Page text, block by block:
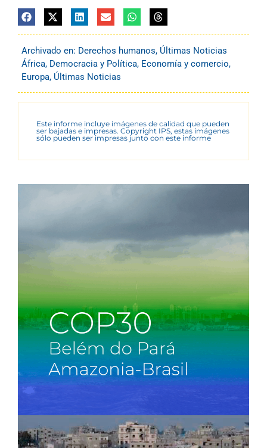
Archivado en: Derechos humanos, Últimas Noticias
África, Democracia y Política, Economía y comercio,
Europa, Últimas Noticias
Este informe incluye imágenes de calidad que pueden
ser bajadas e impresas. Copyright IPS, estas imágenes
sólo pueden ser impresas junto con este informe